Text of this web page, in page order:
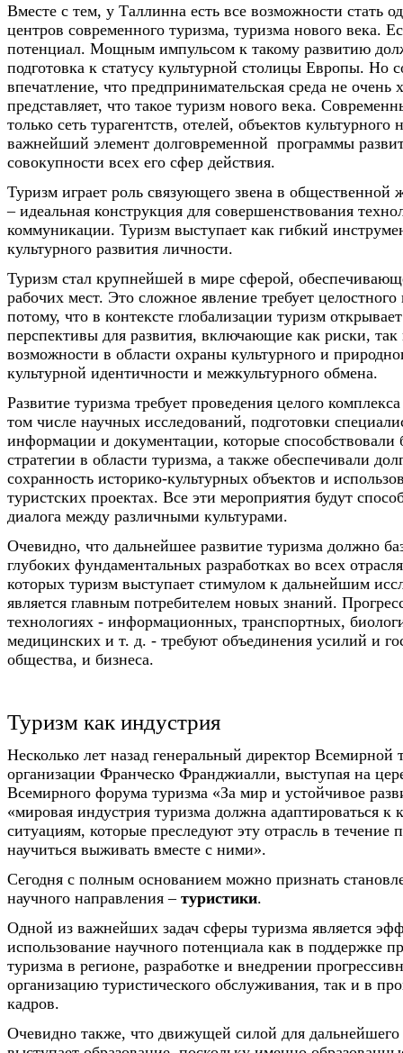
Вместе с тем, у Таллинна есть все возможности стать
центров современного туризма, туризма нового века.
потенциал. Мощным импульсом к такому развитию
подготовка к статусу культурной столицы Европы. Но
впечатление, что предпринимательская среда не очень
представляет, что такое туризм нового века.
только сеть турагентств, отелей, объектов культурного
важнейший элемент долговременной программы
совокупности всех его сфер действия.
Туризм играет роль связующего звена в общественной
– идеальная конструкция для совершенствования
коммуникации. Туризм выступает как гибкий
культурного развития личности.
Туризм стал крупнейшей в мире сферой,
рабочих мест. Это сложное явление требует целостного
потому, что в контексте глобализации туризм
перспективы для развития, включающие как риски,
возможности в области охраны культурного и
культурной идентичности и межкультурного обмена.
Развитие туризма требует проведения целого
том числе научных исследований, подготовки
информации и документации, которые способствовали
стратегии в области туризма, а также обеспечивали
сохранность историко-культурных объектов и
туристских проектах. Все эти мероприятия будут
диалога между различными культурами.
Очевидно, что дальнейшее развитие туризма должно
глубоких фундаментальных разработках во всех
которых туризм выступает стимулом к дальнейшим
является главным потребителем новых знаний.
технологиях - информационных, транспортных,
медицинских и т. д. - требуют объединения усилий и
общества, и бизнеса.
Туризм как индустрия
Несколько лет назад генеральный директор Всемирной
организации Франческо Франджиалли, выступая на
Всемирного форума туризма «За мир и устойчивое
«мировая индустрия туризма должна адаптироваться к
ситуациям, которые преследуют эту отрасль в течение
научиться выживать вместе с ними».
Сегодня с полным основанием можно признать
научного направления – туристики.
Одной из важнейших задач сферы туризма является
использование научного потенциала как в поддержке
туризма в регионе, разработке и внедрении
организацию туристического обслуживания, так и в
кадров.
Очевидно также, что движущей силой для дальнейшего